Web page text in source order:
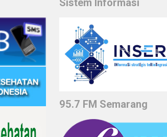
Sistem Informasi
95.7 FM Semarang